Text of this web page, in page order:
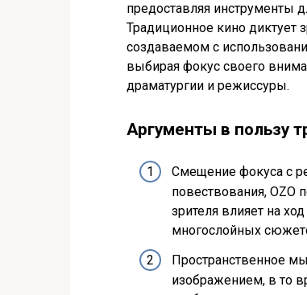
предоставляя инструменты
Традиционное кино диктует
создаваемом с
выбирая фокус своего
драматургии и режиссуры.
Аргументы в пользу
Смещение фокуса с
повествования, OZO
зрителя влияет на
многослойных
Пространственное
изображением, в то